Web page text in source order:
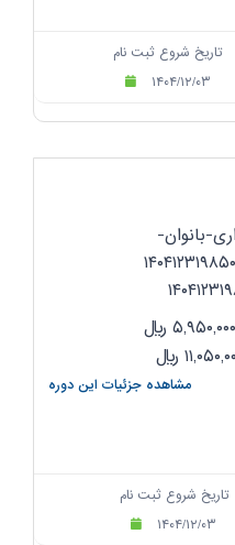
تاریخ شروع ثبت نام
۱۴۰۴/۱۲/۰۳
بانوان-
۱۴۵۴۲۲
۱۴۵۴۲۲
ریال
ریال
مشاهده جزئیات این دوره
تاریخ شروع ثبت نام
۱۴۰۴/۱۲/۰۳